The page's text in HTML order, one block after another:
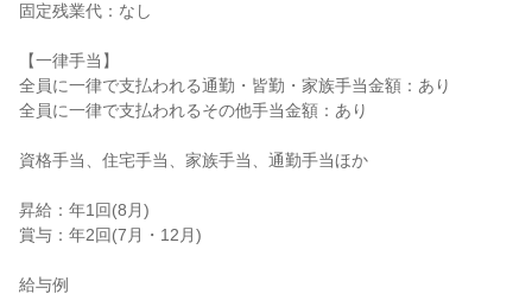
固定残業代：なし
【一律手当】
全員に一律で支払われる通勤・皆勤・家族手当金額：あり
全員に一律で支払われるその他手当金額：あり
資格手当、住宅手当、家族手当、通勤手当ほか
昇給：年1回(8月)
賞与：年2回(7月・12月)
給与例